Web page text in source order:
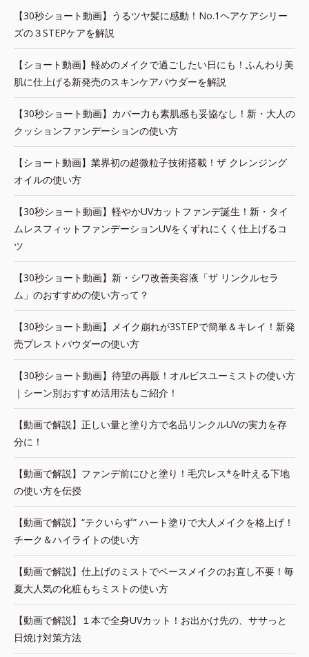
【30秒ショート動画】うるツヤ髪に感動！No.1ヘアケアシリー
ズの３STEPケアを解説
【ショート動画】軽めのメイクで過ごしたい日にも！ふんわり美
肌に仕上げる新発売のスキンケアパウダーを解説
【30秒ショート動画】カバー力も素肌感も妥協なし！新・大人の
クッションファンデーションの使い方
【ショート動画】業界初の超微粒子技術搭載！ザ クレンジング
オイルの使い方
【30秒ショート動画】軽やかUVカットファンデ誕生！新・タイ
ムレスフィットファンデーションUVをくずれにくく仕上げるコ
ツ
【30秒ショート動画】新・シワ改善美容液「ザ リンクルセラ
ム」のおすすめの使い方って？
【30秒ショート動画】メイク崩れが3STEPで簡単＆キレイ！新発
売プレストパウダーの使い方
【30秒ショート動画】待望の再販！オルビスユーミストの使い方
｜シーン別おすすめ活用法もご紹介！
【動画で解説】正しい量と塗り方で名品リンクルUVの実力を存
分に！
【動画で解説】ファンデ前にひと塗り！毛穴レス*を叶える下地
の使い方を伝授
【動画で解説】“テクいらず” ハート塗りで大人メイクを格上げ！
チーク＆ハイライトの使い方
【動画で解説】仕上げのミストでベースメイクのお直し不要！毎
夏大人気の化粧もちミストの使い方
【動画で解説】１本で全身UVカット！お出かけ先の、ササっと
日焼け対策方法